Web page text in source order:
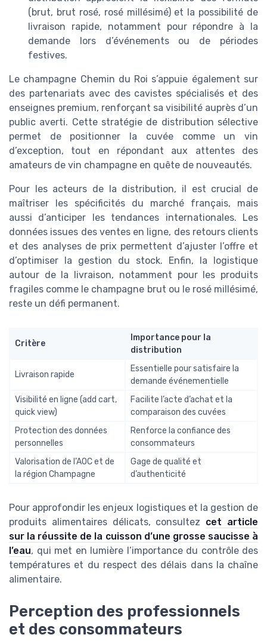
(brut, brut rosé, rosé millésimé) et la possibilité de
livraison rapide, notamment pour répondre à la
demande lors d’événements ou de périodes
festives.
Le champagne Chemin du Roi s’appuie également sur
des partenariats avec des cavistes spécialisés et des
enseignes premium, renforçant sa visibilité auprès d’un
public averti. Cette stratégie de distribution sélective
permet de positionner la cuvée comme un vin
d’exception, tout en répondant aux attentes des
amateurs de vin champagne en quête de nouveautés.
Pour les acteurs de la distribution, il est crucial de
maîtriser les spécificités du marché français, mais
aussi d’anticiper les tendances internationales. Les
données issues des ventes en ligne, des retours clients
et des analyses de prix permettent d’ajuster l’offre et
d’optimiser la gestion du stock. Enfin, la logistique
autour de la livraison, notamment pour les produits
fragiles comme le champagne brut ou le rosé millésimé,
reste un défi permanent.
Critère
Importance pour la
distribution
Livraison rapide
Essentielle pour satisfaire la
demande événementielle
Visibilité en ligne (add cart,
quick view)
Facilite l’acte d’achat et la
comparaison des cuvées
Protection des données
personnelles
Renforce la confiance des
consommateurs
Valorisation de l’AOC et de
la région Champagne
Gage de qualité et
d’authenticité
Pour approfondir les enjeux logistiques et la gestion de
produits alimentaires délicats, consultez cet article
sur la réussite de la cuisson d’une grosse saucisse à
l’eau, qui met en lumière l’importance du contrôle des
températures et du respect des délais dans la chaîne
alimentaire.
Perception des professionnels
et des consommateurs